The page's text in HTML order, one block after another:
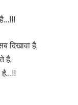
दिखावा है,
है,
है…!!